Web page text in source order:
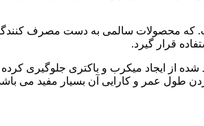
است. که محصولات سالمی به دست مصرف
قرار گیرد.
ایجاد میکرب و باکتری جلوگیری کرده و
طول عمر و کارایی آن بسیار مفید می